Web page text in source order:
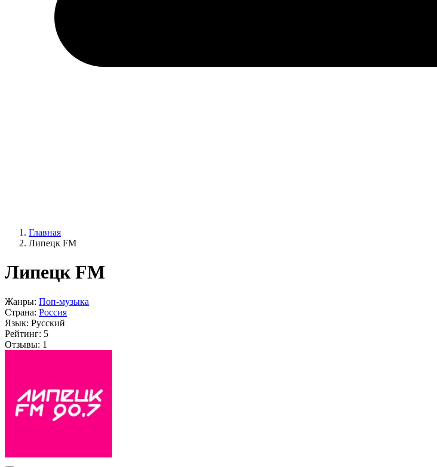
Главная
Липецк FM
Липецк FM
Жанры: Поп-музыка
Страна: Россия
Язык: Русский
Рейтинг: 5
Отзывы: 1